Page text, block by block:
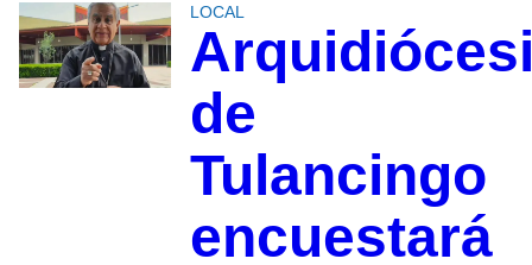
LOCAL
de
Tulancingo
encuestará